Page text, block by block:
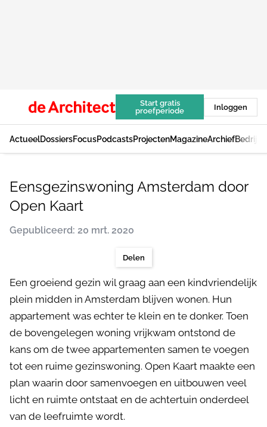
Start gratis
proefperiode
Inloggen
ActueelDossiersFocusPodcastsProjectenMagazineArchief
Eensgezinswoning Amsterdam door
Open Kaart
Gepubliceerd: 20 mrt. 2020
Delen
Een groeiend gezin wil graag aan een kindvriendelijk
plein midden in Amsterdam blijven wonen. Hun
appartement was echter te klein en te donker. Toen
de bovengelegen woning vrijkwam ontstond de
kans om de twee appartementen samen te voegen
tot een ruime gezinswoning. Open Kaart maakte een
plan waarin door samenvoegen en uitbouwen veel
licht en ruimte ontstaat en de achtertuin onderdeel
van de leefruimte wordt.